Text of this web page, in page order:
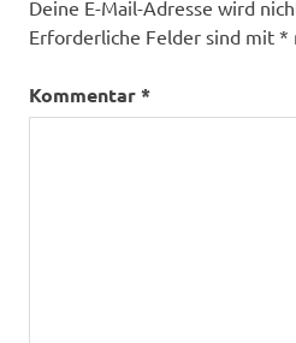
Deine E-Mail-Adresse wird
Erforderliche Felder sind mit *
Kommentar*